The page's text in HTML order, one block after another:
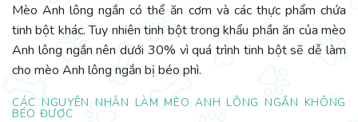
Mèo Anh lông ngắn có thể ăn cơm và các thực phẩm chứa
tinh bột khác. Tuy nhiên tinh bột trong khẩu phần ăn của mèo
Anh lông ngắn nên dưới 30% vì quá trình tinh bột sẽ dễ làm
cho mèo Anh lông ngắn bị béo phì.
CÁC NGUYÊN NHÂN LÀM MÈO ANH LÔNG NGẮN KHÔNG
BÉO ĐƯỢC